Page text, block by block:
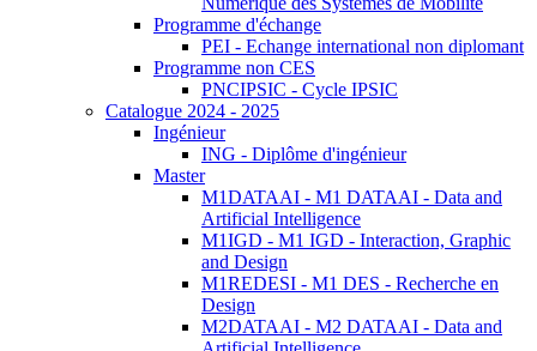
Programme d'échange
PEI - Echange international non diplomant
Programme non CES
PNCIPSIC - Cycle IPSIC
Catalogue 2024 - 2025
Ingénieur
ING - Diplôme d'ingénieur
Master
M1DATAAI - M1 DATAAI - Data and
Artificial Intelligence
M1IGD - M1 IGD - Interaction, Graphic
and Design
M1REDESI - M1 DES - Recherche en
Design
M2DATAAI - M2 DATAAI - Data and